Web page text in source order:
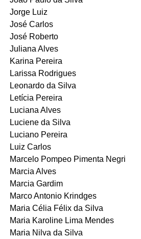
Jorge Luiz
José Carlos
José Roberto
Juliana Alves
Karina Pereira
Larissa Rodrigues
Leonardo da Silva
Letícia Pereira
Luciana Alves
Luciene da Silva
Luciano Pereira
Luiz Carlos
Marcelo Pompeo Pimenta Negri
Marcia Alves
Marcia Gardim
Marco Antonio Krindges
Maria Célia Félix da Silva
Maria Karoline Lima Mendes
Maria Nilva da Silva